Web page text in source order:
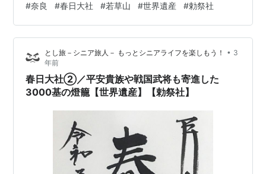
じゃ』 一言主神社 （ひとことぬしじんじゃ） 水谷神社
『みずやじんじゃ』 水谷神社 (みずやじんじゃ) 水谷茶屋
道路を渡って階段を登ります。 春日大社 春日大社（かす
がたいしゃ）は、奈良県奈良市春日野町にある神社。式
内社（名神大社）、二十二社（上七社）の一社。旧社格
は官幣…
#奈良 #春日大社 #若草山 #世界遺産 #勅祭社
とし旅－シニア旅人－ もっとシニアライフを楽しもう！ • 3
年前
春日大社②／平安貴族や戦国武将も寄進した
3000基の燈籠【世界遺産】【勅祭社】